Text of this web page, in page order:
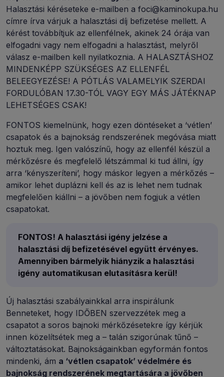
Halasztási kéréseteke e-mailben a foci@kaminokupa.hu
címre írva várjuk a halasztási díj befizetése mellett. A
kérést továbbítjuk az ellenfélnek, akinek 24 órája van
elfogadni vagy nem elfogadni a halasztást, melyről
válasz e-mailben kell nyilatkoznia. A HALASZTÁSHOZ
MINDENKÉPP SZÜKSÉGES AZ ELLENFÉL
BELEEGYEZÉSE! A PÓTLÁS VALAMELYIK SZERDAI
FORDULÓBAN 17.30-TÓL VAGY EGY MÁS JÁTÉKNAP
LEHETSÉGES CSAK!
FONTOS kiemelnünk, hogy ezen döntéseket a ‘vétlen’
csapatok és a bajnokság rendszerének megóvása miatt
hoztuk meg. Igen valószínű, hogy az ellenfél készül a
mérkőzésre és megfelelő létszámmal ki tud állni, így
arra ‘kényszeríteni’, hogy máskor legyen a mérkőzés –
amikor lehet duplázni kell és az is lehet nem tudnak
megfelelően kiállni – a jövőben nem fogjuk a vétlen
csapatokat.
FONTOS! A halasztási igény jelzése a
halasztási díj befizetésével együtt érvényes.
Amennyiben bármelyik hiányzik a halasztási
igény automatikusan elutasításra kerül!
Új halasztási szabályainkkal arra inspirálunk
Benneteket, hogy IDŐBEN szervezzétek meg a
csapatot a soros bajnoki mérkőzésetekre így kérjük
innen közelítsétek meg a – talán szigorúnak tűnő –
változtatásokat. Bajnokságainkban egyformán fontos
mindenki, ám a ‘vétlen csapatok’ védelmére és
bajnokság rendszerének megtartására a jövőben